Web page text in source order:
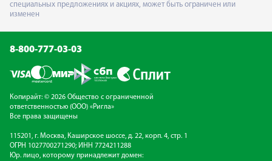
специальных предложениях и акциях, может быть ограничен или
изменен
8-800-777-03-03
Копирайт: © 2026 Общество с ограниченной
ответственностью (ООО) «Ригла»
Все права защищены
115201, г. Москва, Каширское шоссе, д. 22, корп. 4, стр. 1
ОГРН 1027700271290; ИНН 7724211288
Юр. лицо, которому принадлежит домен: